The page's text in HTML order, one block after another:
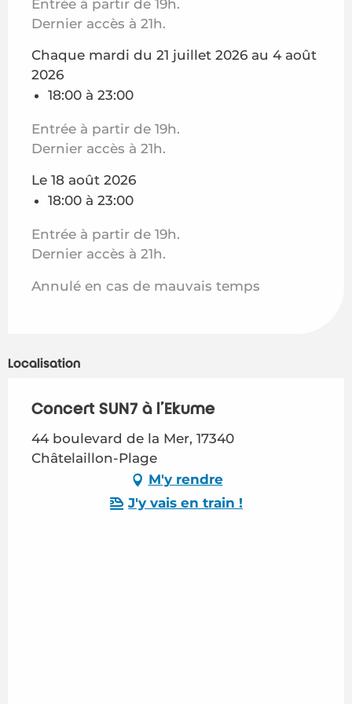
Entrée à partir de 19h.
Dernier accès à 21h.
Chaque mardi du 21 juillet 2026 au 4 août
2026
18:00 à 23:00
Entrée à partir de 19h.
Dernier accès à 21h.
Le 18 août 2026
18:00 à 23:00
Entrée à partir de 19h.
Dernier accès à 21h.
Annulé en cas de mauvais temps
Localisation
Concert SUN7 à l'Ekume
44 boulevard de la Mer, 17340
Châtelaillon-Plage
M'y rendre
J'y vais en train !